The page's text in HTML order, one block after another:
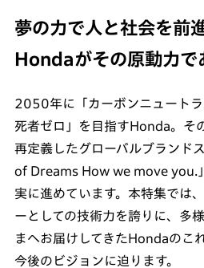
夢の力で人と社会を
Hondaがその原動力で
2050年に「カーボンニュート
死者ゼロ」を目指すHonda。そ
再定義したグローバルブランド
of Dreams How we move you.
実に進めています。本特集では
ーとしての技術力を誇りに、多
まへお届けしてきたHondaのこ
今後のビジョンに迫ります。